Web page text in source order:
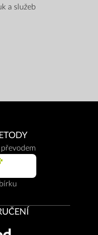
a služeb